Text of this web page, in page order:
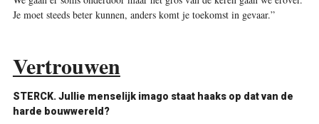
Je moet steeds beter kunnen, anders komt je toekomst in gevaar.”
Vertrouwen
STERCK. Jullie menselijk imago staat haaks op dat van de
harde bouwwereld?